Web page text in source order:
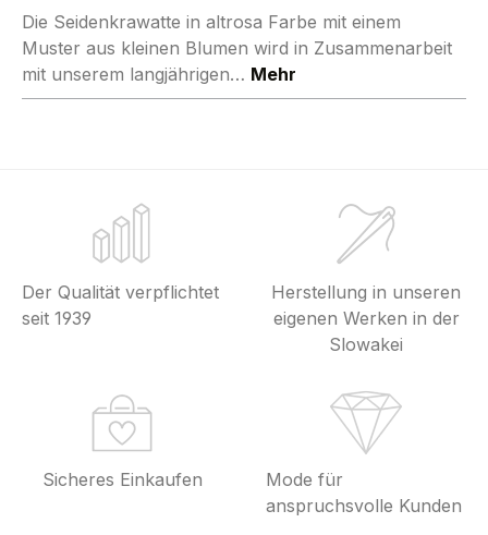
Die Seidenkrawatte in altrosa Farbe mit einem
Muster aus kleinen Blumen wird in Zusammenarbeit
mit unserem langjährigen… Mehr
Der Qualität verpflichtet
seit 1939
Herstellung in unseren
eigenen Werken in der
Slowakei
Sicheres Einkaufen
Mode für
anspruchsvolle Kunden